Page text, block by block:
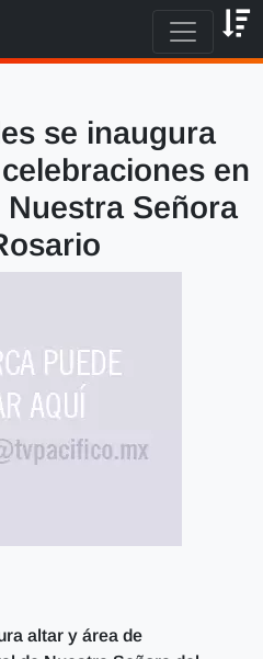
se inaugura
en
Señora